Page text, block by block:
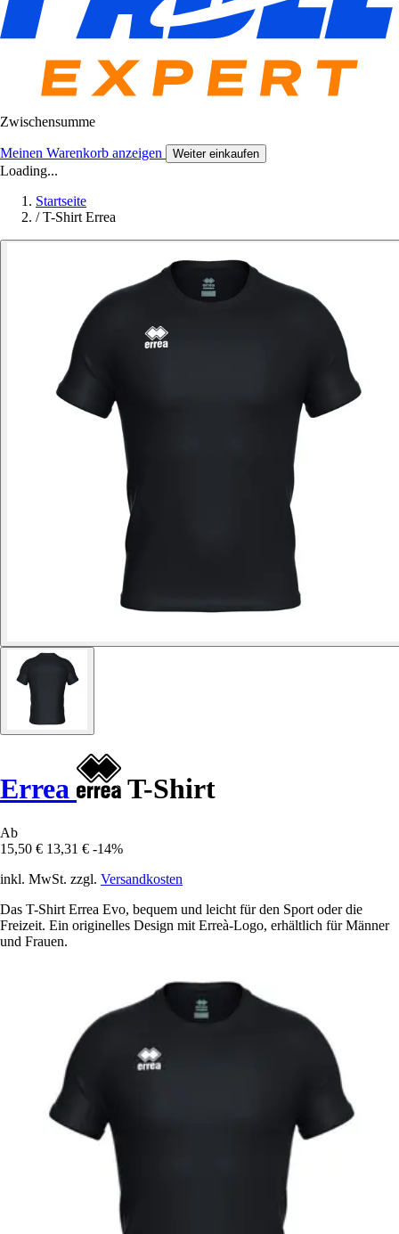
Zwischensumme
Meinen Warenkorb anzeigen Weiter einkaufen
Loading...
Startseite
/ T-Shirt Errea
Errea T-Shirt
Ab
15,50 € 13,31 € -14%
inkl. MwSt. zzgl. Versandkosten
Das T-Shirt Errea Evo, bequem und leicht für den Sport oder die
Freizeit. Ein originelles Design mit Erreà-Logo, erhältlich für Männer
und Frauen.